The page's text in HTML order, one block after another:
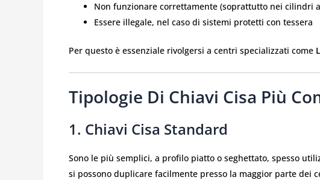
Non funzionare correttamente (soprattutto nei cilindri
Essere illegale, nel caso di sistemi protetti con tessera
Per questo è essenziale rivolgersi a centri specializzati come
Tipologie Di Chiavi Cisa Più
1. Chiavi Cisa Standard
Sono le più semplici, a profilo piatto o seghettato, spesso
si possono duplicare facilmente presso la maggior parte dei